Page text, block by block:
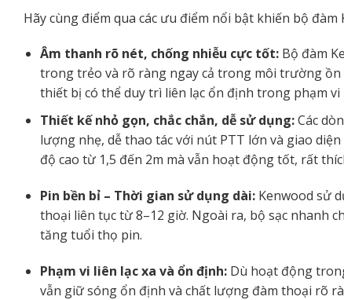
Hãy cùng điểm qua các ưu điểm nổi bật khiến bộ
Âm thanh rõ nét, chống nhiễu cực tốt:Bộ đàm
trong trẻo và rõ ràng ngay cả trong môi trường ồn
thiết bị có thể duy trì liên lạc ổn định trong phạm
Thiết kế nhỏ gọn, chắc chắn, dễ sử dụng:Các
lượng nhẹ, dễ thao tác với nút PTT lớn và giao
độ cao từ 1,5 đến 2m mà vẫn hoạt động tốt, rất
Pin bền bỉ – Thời gian sử dụng dài: Kenwood sử
thoại liên tục từ 8–12 giờ. Ngoài ra, bộ sạc nhanh
tăng tuổi thọ pin.
Phạm vi liên lạc xa và ổn định: Dù hoạt động
vẫn giữ sóng ổn định và chất lượng đàm thoại rõ